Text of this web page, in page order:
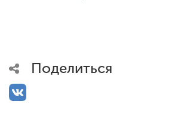
Поделиться